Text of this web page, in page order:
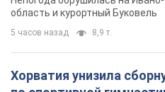
5 часов назад 7,6 т.